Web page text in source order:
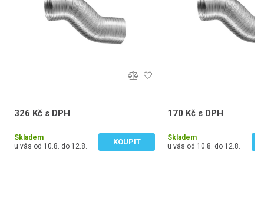
326 Kč s DPH
Skladem
u vás od 10.8. do 12.8.
KOUPIT
170 Kč s DPH
Skladem
u vás od 10.8. do 12.8.